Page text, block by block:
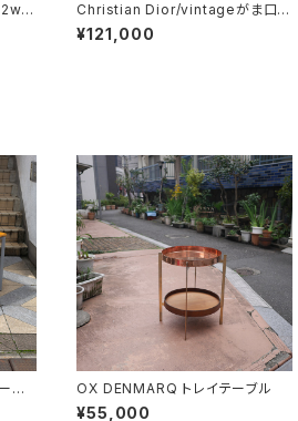
Christian Dior/vintageがま口バ
ッグ
¥121,000
ブ OX DENMARQ トレイテーブル
¥55,000